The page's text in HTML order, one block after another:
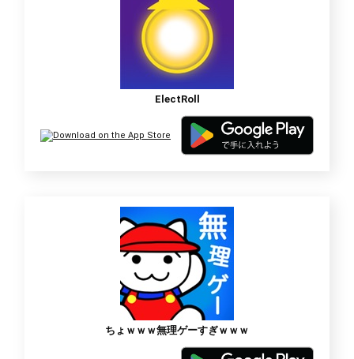
ElectRoll
ちょｗｗｗ無理ゲーすぎｗｗｗ